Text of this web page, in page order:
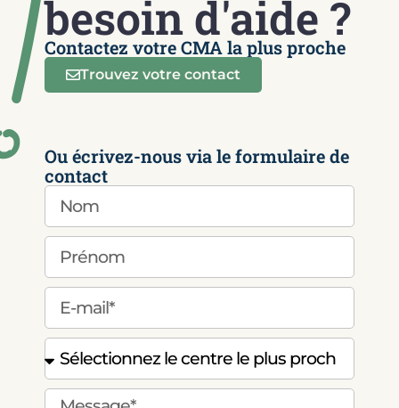
besoin d'aide ?
Contactez votre CMA la plus proche
Trouvez votre contact
Ou écrivez-nous via le formulaire de
contact